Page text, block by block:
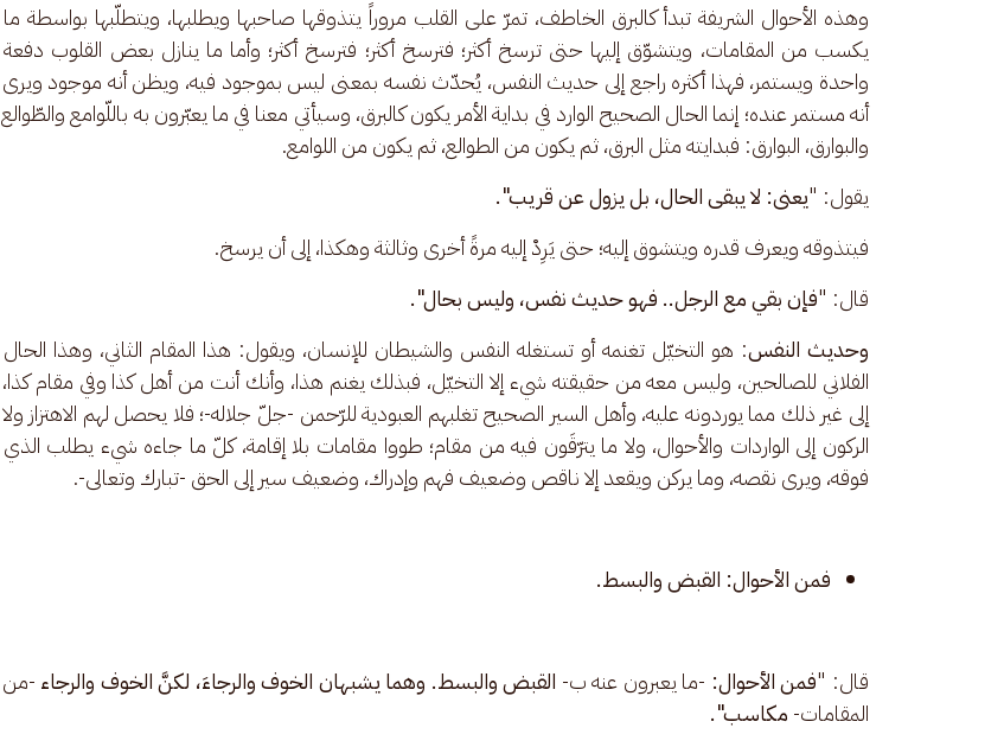
وهذه الأحوال الشريفة تبدأ كالبرق الخاطف، تمرّ على القلب مروراً يتذوقها صاحبها ويطلبها، ويتطلّبها بواسطة ما
يكسب من المقامات، ويتشوّق إليها حتى ترسخ أكثر؛ فترسخ أكثر؛ فترسخ أكثر؛ وأما ما ينازل بعض القلوب دفعة
واحدة ويستمر، فهذا أكثره راجع إلى حديث النفس، يُحدّث نفسه بمعنى ليس بموجود فيه، ويظن أنه موجود ويرى
أنه مستمر عنده؛ إنما الحال الصحيح الوارد في بداية الأمر يكون كالبرق، وسيأتي معنا في ما يعبّرون به باللّوامع والطّوالع
والبوارق، البوارق: فبدايته مثل البرق، ثم يكون من الطوالع، ثم يكون من اللوامع.
يقول: "يعنى: لا يبقى الحال، بل يزول عن قريب".
فيتذوقه ويعرف قدره ويتشوق إليه؛ حتى يَرِدْ إليه مرةً أخرى وثالثة وهكذا، إلى أن يرسخ.
قال: "فإن بقي مع الرجل.. فهو حديث نفس، وليس بحال".
وحديث النفس: هو التخيّل تغنمه أو تستغله النفس والشيطان للإنسان، ويقول: هذا المقام الثاني، وهذا الحال
الفلاني للصالحين، وليس معه من حقيقته شيء إلا التخيّل، فبذلك يغنم هذا، وأنك أنت من أهل كذا وفي مقام كذا،
إلى غير ذلك مما يوردونه عليه، وأهل السير الصحيح تغلبهم العبودية للرّحمن -جلّ جلاله-؛ فلا يحصل لهم الاهتزاز ولا
الركون إلى الواردات والأحوال، ولا ما يترّقَون فيه من مقام؛ طووا مقامات بلا إقامة، كلّ ما جاءه شيء يطلب الذي
فوقه، ويرى نقصه، وما يركن ويقعد إلا ناقص وضعيف فهم وإدراك، وضعيف سير إلى الحق -تبارك وتعالى-.
فمن الأحوال: القبض والبسط.
قال: "فمن الأحوال: -ما يعبرون عنه ب- القبض والبسط. وهما يشبهان الخوف والرجاءَ، لكنَّ الخوف والرجاء -من
المقامات- مكاسب".